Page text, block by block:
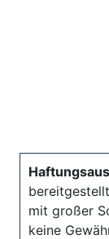
mit großer
keine